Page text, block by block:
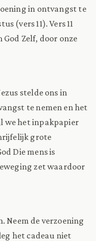
in ontvangst te
(vers 11). Vers 11
Zelf, door onze
stelde ons in
te nemen en het
we het inpakpapier
grote
Die mens is
zet waardoor
Neem de verzoening
het cadeau niet